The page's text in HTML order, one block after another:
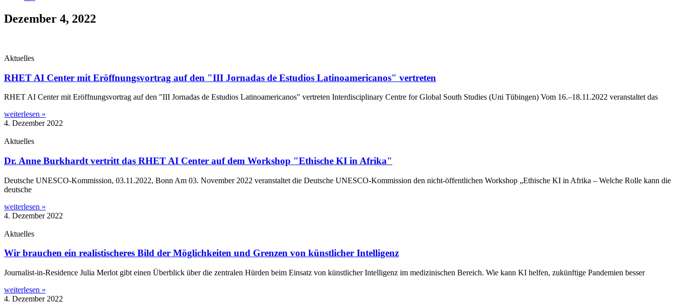
Dezember 4, 2022
Aktuelles
RHET AI Center mit Eröffnungsvortrag auf den "III Jornadas de Estudios Latinoamericanos" vertreten
RHET AI Cen­ter mit Eröff­nungs­vor­trag auf den "III Jor­na­das de Estu­di­os Lati­no­ame­ri­ca­nos" ver­tre­ten Inter­di­sci­pli­na­ry Cent­re for Glo­bal South Stu­dies (Uni Tübin­gen) Vom 16.–18.11.2022 ver­an­stal­tet das
weiterlesen »
4. Dezember 2022
Aktuelles
Dr. Anne Burkhardt vertritt das RHET AI Center auf dem Workshop "Ethische KI in Afrika"
Deut­sche UNESCO-Kom­­mis­­si­on, 03.11.2022, Bonn Am 03. Novem­ber 2022 ver­an­stal­tet die Deut­sche UNESCO-Kom­­mis­­si­on den nicht-öffen­t­­li­chen Work­shop „Ethi­sche KI in Afri­ka – Wel­che Rol­le kann die
deutsche
weiterlesen »
4. Dezember 2022
Aktuelles
Wir brauchen ein realistischeres Bild der Möglichkeiten und Grenzen von künstlicher Intelligenz
Jour­na­­list-in-Resi­­dence Julia Mer­lot gibt einen Über­blick über die zen­tra­len Hür­den beim Ein­satz von künst­li­cher Intel­li­genz im medi­zi­ni­schen Bereich. Wie kann KI hel­fen, zukünf­ti­ge Pan­de­mien besser
weiterlesen »
4. Dezember 2022